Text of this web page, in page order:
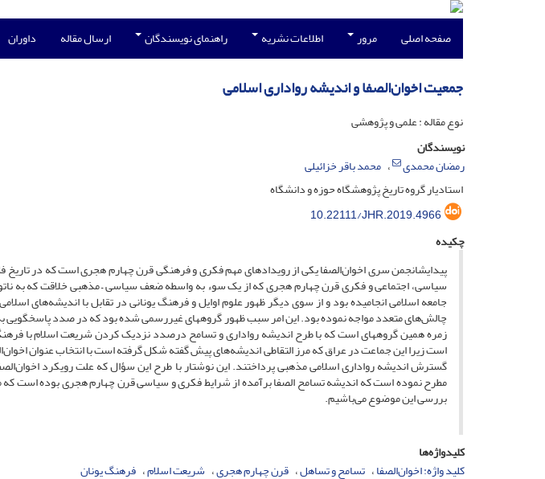
صفحه اصلی مرور اطلاعات نشریه راهنمای نویسندگان ارسال مقاله داوران
جمعیت اخوان‌الصفا و اندیشه رواداری اسلامی
نوع مقاله : علمی و پژوهشی
نویسندگان
رمضان محمدی
محمد باقر خزائیلی
استادیار گروه تاریخ پژوهشگاه حوزه و دانشگاه
10.22111/JHR.2019.4966
چکیده
پیدایشانجمن سری اخوان‌الصفا یکی از رویدادهای مهم فکری و فرهنگی قرن چهارم هجری است که در تاریخ
سیاسی، اجتماعی و فکری قرن چهارم هجری که از یک سوء به واسطه ضعف سیاسی – مذهبی خلاقت که به
جامعه اسلامی انجامیده بود و از سوی دیگر ظهور علوم اوایل و فرهنگ یونانی در تقابل با اندیشه‌های
چالش‌های متعدد مواجه نموده بود. این امر سبب ظهور گروههای غیررسمی شده بود که در صدد پاسخگویی
زمره همین گروههای است که با طرح اندیشه رواداری و تسامح درصدد نزدیک کردن شریعت اسلام با
است زیرا این جماعت در عراق که مرز التقاطی اندیشه‌های پیش گفته شکل گرفته است با انتخاب عنوان
گسترش اندیشه رواداری اسلامی مذهبی پرداختند. این نوشتار با طرح این سؤال که علت رویکرد
مطرح نموده است که اندیشه تسامح الصفا برآمده از شرایط فکری و سیاسی قرن چهارم هجری بوده است
بررسی این موضوع می‌باشیم.
کلیدواژه‌ها
کلید واژه: اخوان‌الصفا تسامح و تساهل قرن چهارم هجری شریعت اسلام فرهنگ یونان